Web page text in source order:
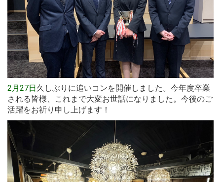
2月27日久しぶりに追いコンを開催しました。今年度卒業
される皆様、これまで大変お世話になりました。今後のご
活躍をお祈り申し上げます！